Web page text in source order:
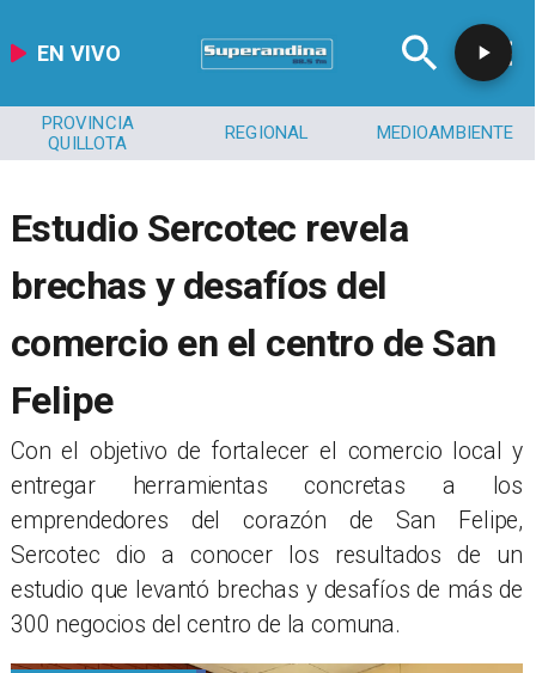
EN VIVO
PROVINCIA
QUILLOTA
REGIONAL MEDIOAMBIENTE
​​Estudio Sercotec revela
brechas y desafíos del
comercio en el centro de San
Felipe
Con el objetivo de fortalecer el comercio local y
entregar herramientas concretas a los
emprendedores del corazón de San Felipe,
Sercotec dio a conocer los resultados de un
estudio que levantó brechas y desafíos de más de
300 negocios del centro de la comuna.